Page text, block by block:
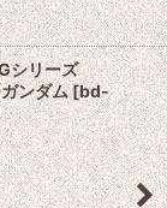
シリーズ
ンダム[bd-